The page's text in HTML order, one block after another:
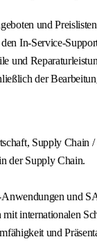
und
In-Service-
und
der
Supply Chain
der Supply Chain.
und
internationalen
und